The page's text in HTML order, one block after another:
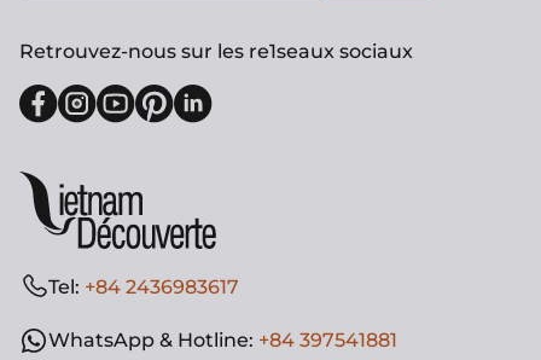
Tel: +84 2436983617
WhatsApp & Hotline: +84 397541881
Retrouvez-nous sur les re1seaux sociaux